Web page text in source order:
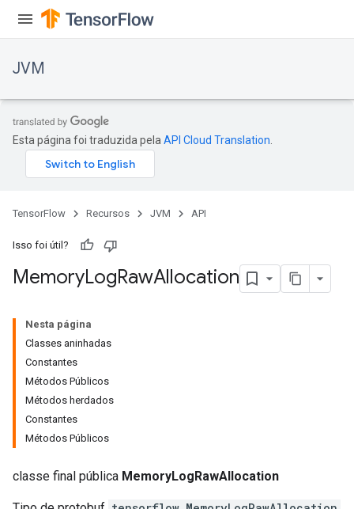
JVM
Esta página foi traduzida pela API Cloud Translation
TensorFlow Recursos JVM API
Isso foi útil?
MemoryLogRawAllocation
Nesta página
Classes aninhadas
Constantes
Métodos Públicos
Métodos herdados
Constantes
Métodos Públicos
classe final pública MemoryLogRawAllocation